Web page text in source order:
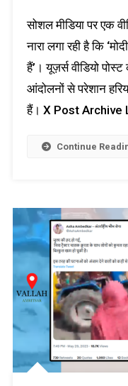
सोशल मीडिया पर एक
नारा लगा रही है कि
हैं’। यूज़र्स वीडियो
आंदोलनों से परेशान
हैं। X Post
Continue